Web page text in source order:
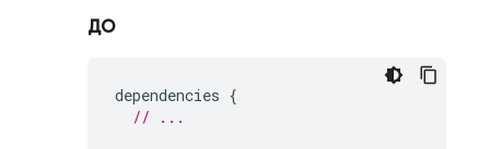
ДО
dependencies {
// ...